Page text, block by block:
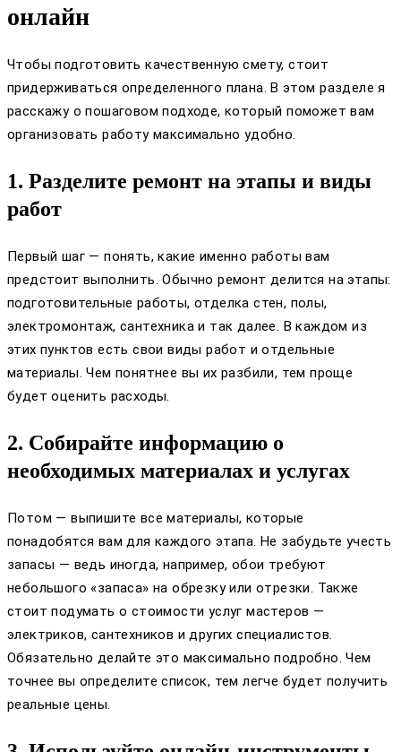
онлайн
Чтобы подготовить качественную смету, стоит
придерживаться определенного плана. В этом разделе я
расскажу о пошаговом подходе, который поможет вам
организовать работу максимально удобно.
1. Разделите ремонт на этапы и виды
работ
Первый шаг — понять, какие именно работы вам
предстоит выполнить. Обычно ремонт делится на этапы:
подготовительные работы, отделка стен, полы,
электромонтаж, сантехника и так далее. В каждом из
этих пунктов есть свои виды работ и отдельные
материалы. Чем понятнее вы их разбили, тем проще
будет оценить расходы.
2. Собирайте информацию о
необходимых материалах и услугах
Потом — выпишите все материалы, которые
понадобятся вам для каждого этапа. Не забудьте учесть
запасы — ведь иногда, например, обои требуют
небольшого «запаса» на обрезку или отрезки. Также
стоит подумать о стоимости услуг мастеров —
электриков, сантехников и других специалистов.
Обязательно делайте это максимально подробно. Чем
точнее вы определите список, тем легче будет получить
реальные цены.